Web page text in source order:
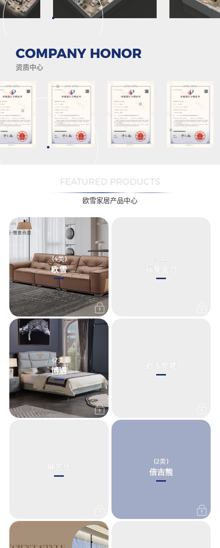
COMPANY HONOR
资质中心
FEATURED PRODUCTS
欧雪家居产品中心
(4类)
欧雪
(3 类
福莱曼思
(2类
博遇
都市星耀
麻艺坊
(2类 )
倍吉熊